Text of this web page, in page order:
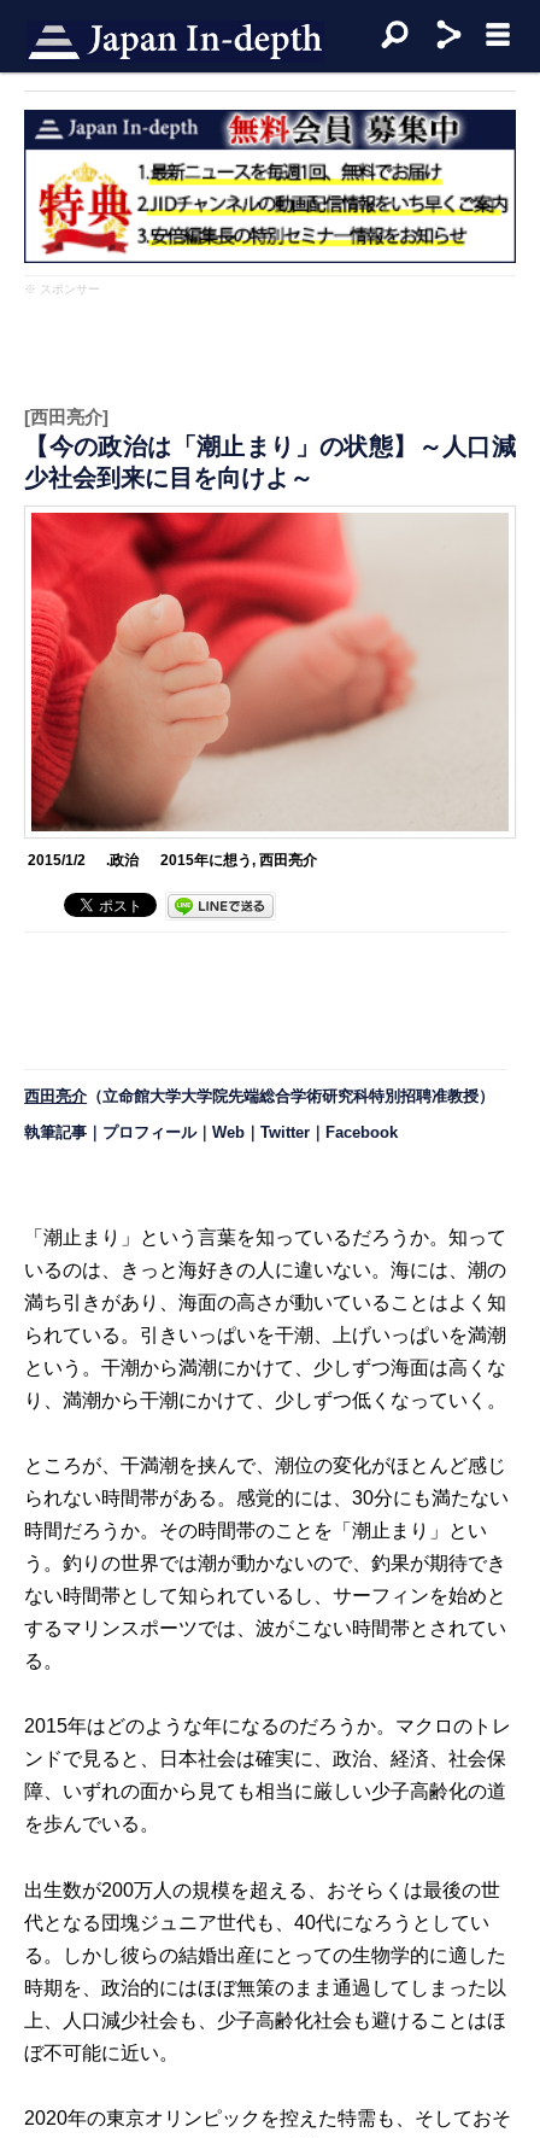
※ スポンサー
[西田亮介]
【今の政治は「潮止まり」の状態】～人口減
少社会到来に目を向けよ～
2015/1/2 .政治 2015年に想う, 西田亮介
西田亮介 （立命館大学大学院先端総合学術研究科特別招聘准教授）
執筆記事 ｜ プロフィール｜Web ｜Twitter ｜Facebook
「潮止まり」という言葉を知っているだろうか。知って
いるのは、きっと海好きの人に違いない。海には、潮の
満ち引きがあり、海面の高さが動いていることはよく知
られている。引きいっぱいを干潮、上げいっぱいを満潮
という。干潮から満潮にかけて、少しずつ海面は高くな
り、満潮から干潮にかけて、少しずつ低くなっていく。
ところが、干満潮を挟んで、潮位の変化がほとんど感じ
られない時間帯がある。感覚的には、30分にも満たない
時間だろうか。その時間帯のことを「潮止まり」とい
う。釣りの世界では潮が動かないので、釣果が期待でき
ない時間帯として知られているし、サーフィンを始めと
するマリンスポーツでは、波がこない時間帯とされてい
る。
2015年はどのような年になるのだろうか。マクロのトレ
ンドで見ると、日本社会は確実に、政治、経済、社会保
障、いずれの面から見ても相当に厳しい少子高齢化の道
を歩んでいる。
出生数が200万人の規模を超える、おそらくは最後の世
代となる団塊ジュニア世代も、40代になろうとしてい
る。しかし彼らの結婚出産にとっての生物学的に適した
時期を、政治的にはほぼ無策のまま通過してしまった以
上、人口減少社会も、少子高齢化社会も避けることはほ
ぼ不可能に近い。
2020年の東京オリンピックを控えた特需も、そしておそ